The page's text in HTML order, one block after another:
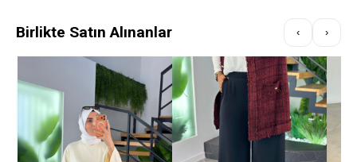
Birlikte Satın Alınanlar ‹ ›